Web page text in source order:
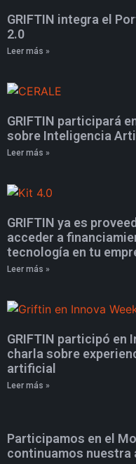
GRIFTIN integra el
2.0
Leer más »
GRIFTIN participará
sobre Inteligencia
Leer más »
GRIFTIN ya es
acceder a
tecnología en tu
Leer más »
GRIFTIN participó en
charla sobre
artificial
Leer más »
Participamos en el
continuamos nuestra